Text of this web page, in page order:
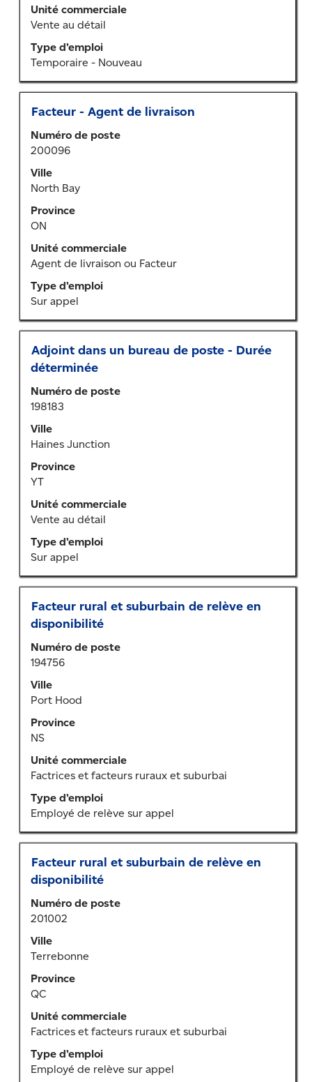
Unité commerciale
Vente au détail
Type d’emploi
Temporaire - Nouveau
le
contenu
renseignements
sur
l’emploi.
Titre
Facteur - Agent de livraison
Numéro de poste
200096
Ville
North Bay
Province
ON
Unité commerciale
Agent de livraison ou Facteur
Type d’emploi
Sur appel
Sélectionner
moyen
de
la
barre
pour
afficher
tout
le
contenu
des
renseignements
sur
Titre
Adjoint dans un bureau de poste - Durée
déterminée
Numéro de poste
198183
Ville
Haines Junction
Province
YT
Unité commerciale
Vente au détail
Type d’emploi
Sur appel
Sélectionner
au
de
la
barre
d’espacement
afficher
tout
le
contenu
renseignements
sur
l’emploi.
Titre
Facteur rural et suburbain de relève en
disponibilité
Numéro de poste
194756
Ville
Port Hood
Province
NS
Unité commerciale
Factrices et facteurs ruraux et suburbai
Type d’emploi
Employé de relève sur appel
Sélectionner
au
moyen
de
la
barre
d’espacement
afficher
tout
le
contenu
renseignements
sur
l’emploi.
Titre
Facteur rural et suburbain de relève en
disponibilité
Numéro de poste
201002
Ville
Terrebonne
Province
QC
Unité commerciale
Factrices et facteurs ruraux et suburbai
Type d’emploi
Employé de relève sur appel
Sélectionner
au
moyen
de
la
barre
d’espacement
afficher
tout
le
contenu
renseignements
sur